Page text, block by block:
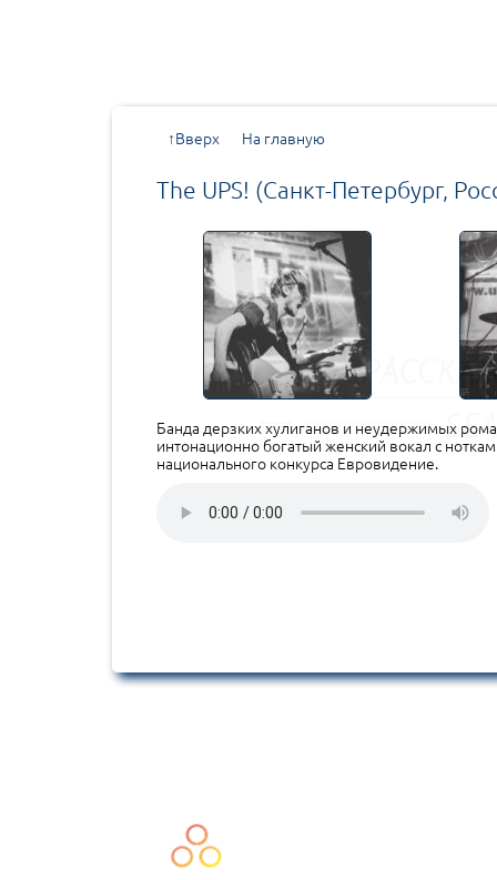
↑Вверх На главную
The UPS! (Санкт-Петербург,
Банда дерзких хулиганов и неудержимых
интонационно богатый женский вокал с
национального конкурса Евровидение.